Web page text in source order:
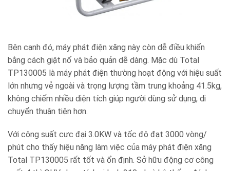
Bên cạnh đó, máy phát điện xăng này còn dễ điều khiển
bằng cách giật nổ và bảo quản dễ dàng. Mặc dù Total
TP130005 là máy phát điện thường hoạt động với hiệu suất
lớn nhưng vẻ ngoài và trọng lượng tầm trung khoảng 41.5kg,
không chiếm nhiều diện tích giúp người dùng sử dụng, di
chuyển thuận tiện hơn.
Với công suất cực đại 3.0KW và tốc độ đạt 3000 vòng/
phút cho thấy hiệu năng làm việc của máy phát điện xăng
Total TP130005 rất tốt và ổn định. Sở hữu động cơ công